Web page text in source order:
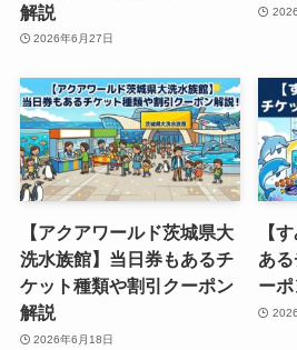
解説
2026年6月27日
【アクアワールド茨城県大
洗水族館】当日券もあるチ
ケット種類や割引クーポン
解説
2026年6月18日
【
あ
ー